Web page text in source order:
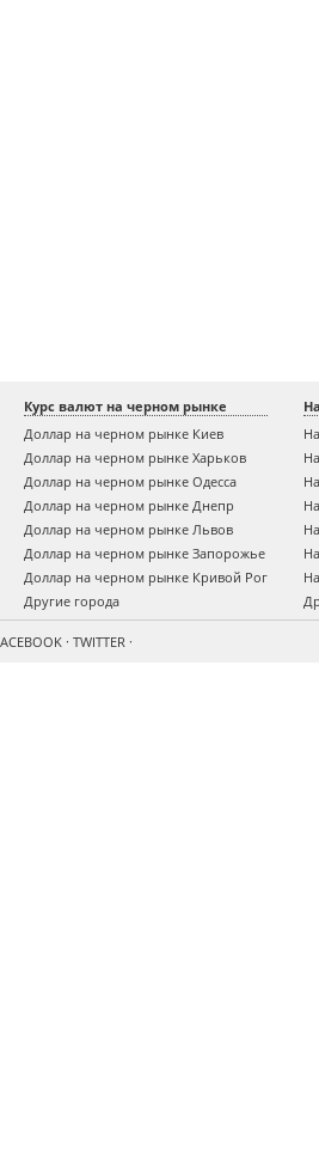
Курс валют на черном рынке
Доллар на черном рынке Киев
Доллар на черном рынке Харьков
Доллар на черном рынке Одесса
Доллар на черном рынке Днепр
Доллар на черном рынке Львов
Доллар на черном рынке Запорожье
Доллар на черном рынке Кривой Рог
Другие города
· TWITTER ·